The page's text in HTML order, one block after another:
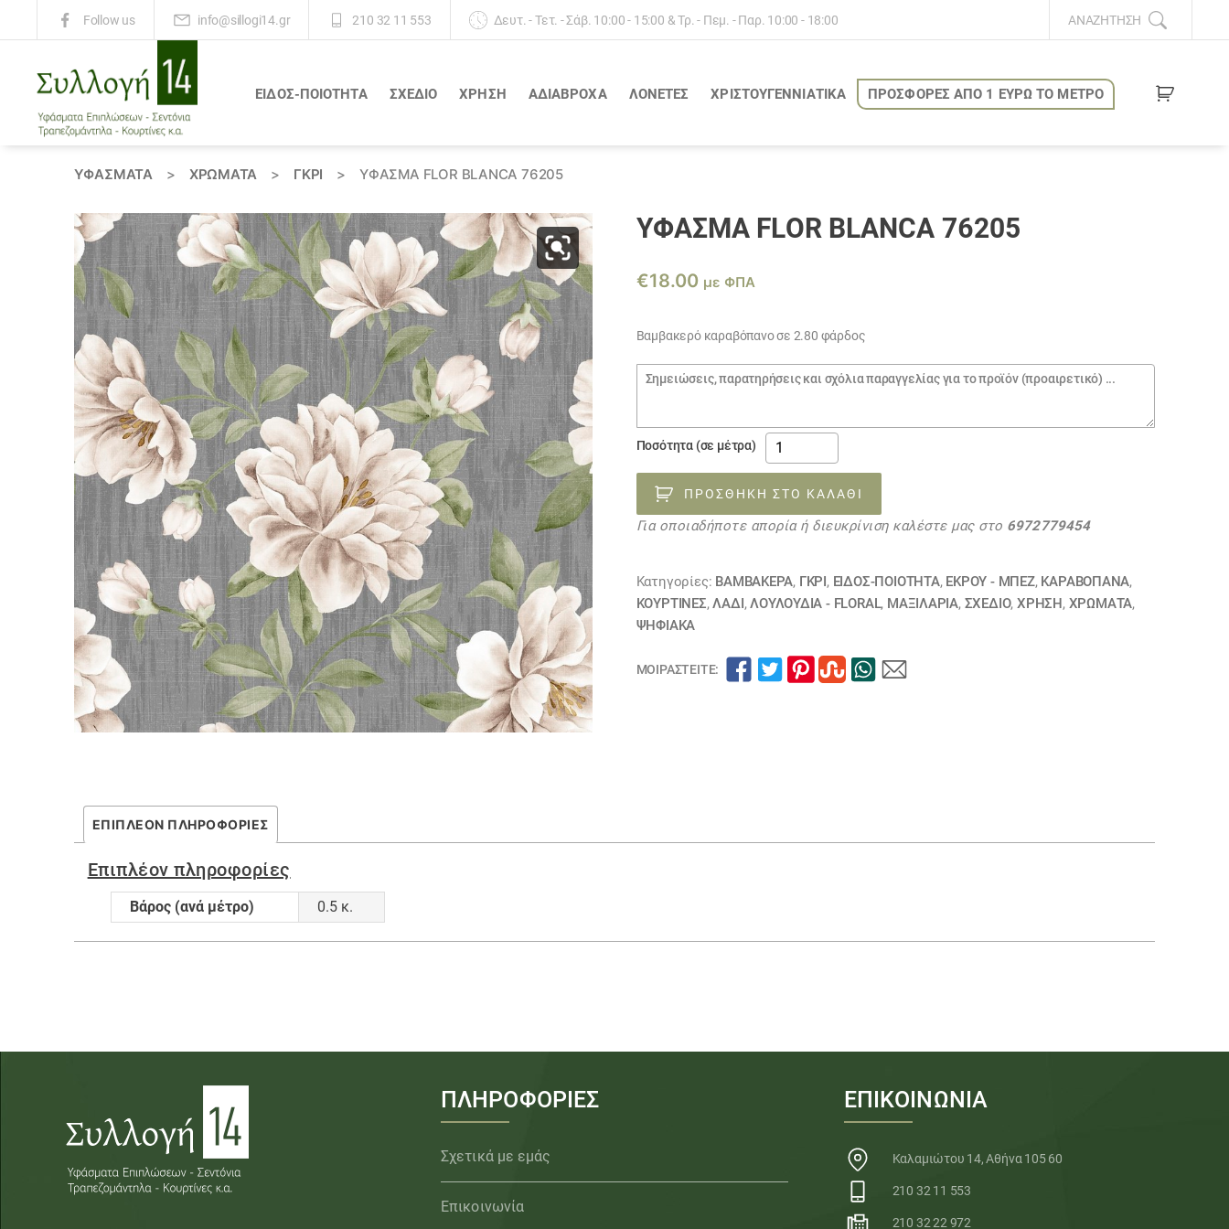
Follow us info@sillogi14.gr 210 32 11 553 Δευτ. - Τετ. - Σάβ. 10:00 - 15:00 & Τρ. - Πεμ. - Παρ. 10:00 - 18:00 ΑΝΑΖΉΤΗΣΗ
ΕΙΔΟΣ-ΠΟΙΟΤΗΤΑ ΣΧΕΔΙΟ ΧΡΗΣΗ ΑΔΙΆΒΡΟΧΑ ΛΟΝΈΤΕΣ ΧΡΙΣΤΟΥΓΕΝΝΙΑΤΙΚΑ ΠΡΟΣΦΟΡΕΣ ΑΠΟ 1 ΕΥΡΩ ΤΟ ΜΕΤΡΟ
ΥΦΆΣΜΑΤΑ > ΧΡΏΜΑΤΑ > ΓΚΡΙ > ΎΦΑΣΜΑ FLOR BLANCA 76205
ΎΦΑΣΜΑ FLOR BLANCA 76205
€18.00 με ΦΠΑ
Βαμβακερό καραβόπανο σε 2.80 φάρδος
Σημειώσεις
Ποσότητα (σε μέτρα)
ύφασμα
FLOR
BLANCA
76205
ποσότητα
ΠΡΟΣΘΉΚΗ ΣΤΟ ΚΑΛΆΘΙ
Για οποιαδήποτε απορία ή διευκρίνιση καλέστε μας στο 6972779454
Κατηγορίες: ΒΑΜΒΑΚΕΡΆ, ΓΚΡΙ, ΕΙΔΟΣ-ΠΟΙΟΤΗΤΑ, ΕΚΡΟΥ - ΜΠΕΖ, ΚΑΡΑΒΌΠΑΝΑ,
ΚΟΥΡΤΊΝΕΣ,ΛΑΔΙ,ΛΟΥΛΟΎΔΙΑ - FLORAL, ΜΑΞΙΛΆΡΙΑ, ΣΧΕΔΙΟ,ΧΡΗΣΗ, ΧΡΏΜΑΤΑ,
ΨΗΦΙΑΚΆ
ΜΟΙΡΑΣΤΕΊΤΕ:
ΕΠΙΠΛΈΟΝ ΠΛΗΡΟΦΟΡΊΕΣ
Επιπλέον πληροφορίες
Βάρος (ανά μέτρο) 0.5 κ.
ΠΛΗΡΟΦΟΡΙΕΣ
Σχετικά με εμάς
Επικοινωνία
ΕΠΙΚΟΙΝΩΝΙΑ
Καλαμιώτου 14, Αθήνα 105 60
210 32 11 553
210 32 22 972